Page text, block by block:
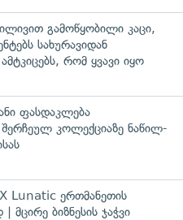
გამოწყობილი კაცი,
სახურავიდან
რომ ყვავი იყო
ფასდაკლება
კოლექციაზე ნაწილ-
Lunatic ერთმანეთის
მცირე ბიზნესის ჯაჭვი